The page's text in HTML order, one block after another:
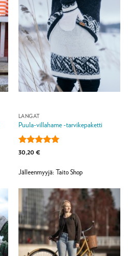
LANGAT
Puula-villahame -tarvikepaketti
Arvostelu
/ 5
30,20 €
Jälleenmyyjä: Taito Shop